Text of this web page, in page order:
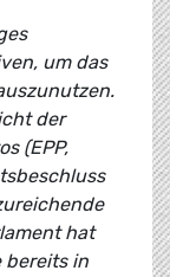
um das
der
(EPP,
hat
bereits in